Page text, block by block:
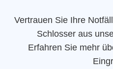
Vertrauen Sie Ihre
Schlosser aus
Erfahren Sie mehr